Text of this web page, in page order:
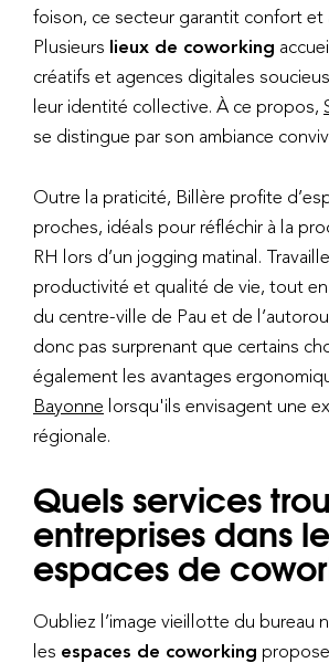
foison, ce secteur garantit confort et
Plusieurs lieux de coworking
créatifs et agences digitales
leur identité collective. À ce propos,
se distingue par son ambiance
Outre la praticité, Billère profite
proches, idéals pour réfléchir à la
RH lors d’un jogging matinal.
productivité et qualité de vie, tout
du centre-ville de Pau et de
donc pas surprenant que certains
également les avantages
Bayonne lorsqu'ils envisagent une
régionale.
Quels services
entreprises dans
espaces de
Oubliez l’image vieillotte du bureau
les espaces de coworking